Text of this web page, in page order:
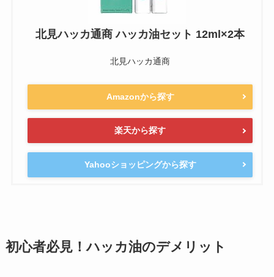
北見ハッカ通商 ハッカ油セット 12ml×2本
北見ハッカ通商
Amazonから探す
楽天から探す
Yahooショッピングから探す
初心者必見！ハッカ油のデメリット